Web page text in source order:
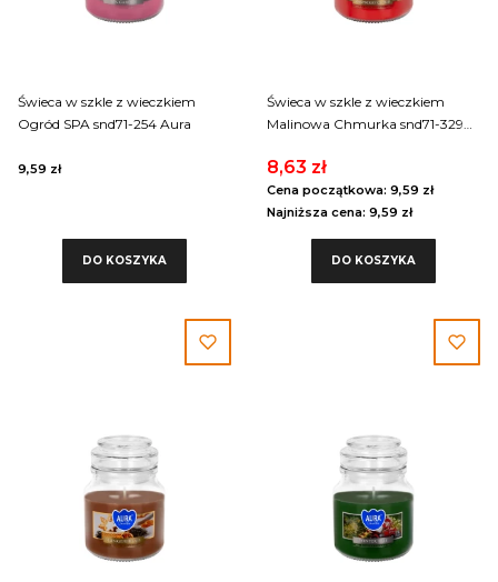
Świeca w szkle z wieczkiem
Ogród SPA snd71-254 Aura
9,59 zł
DO KOSZYKA
Świeca w szkle z wieczkiem
Malinowa Chmurka snd71-329
8,63 zł
Cena początkowa: 9,59 zł
Najniższa cena: 9,59 zł
DO KOSZYKA